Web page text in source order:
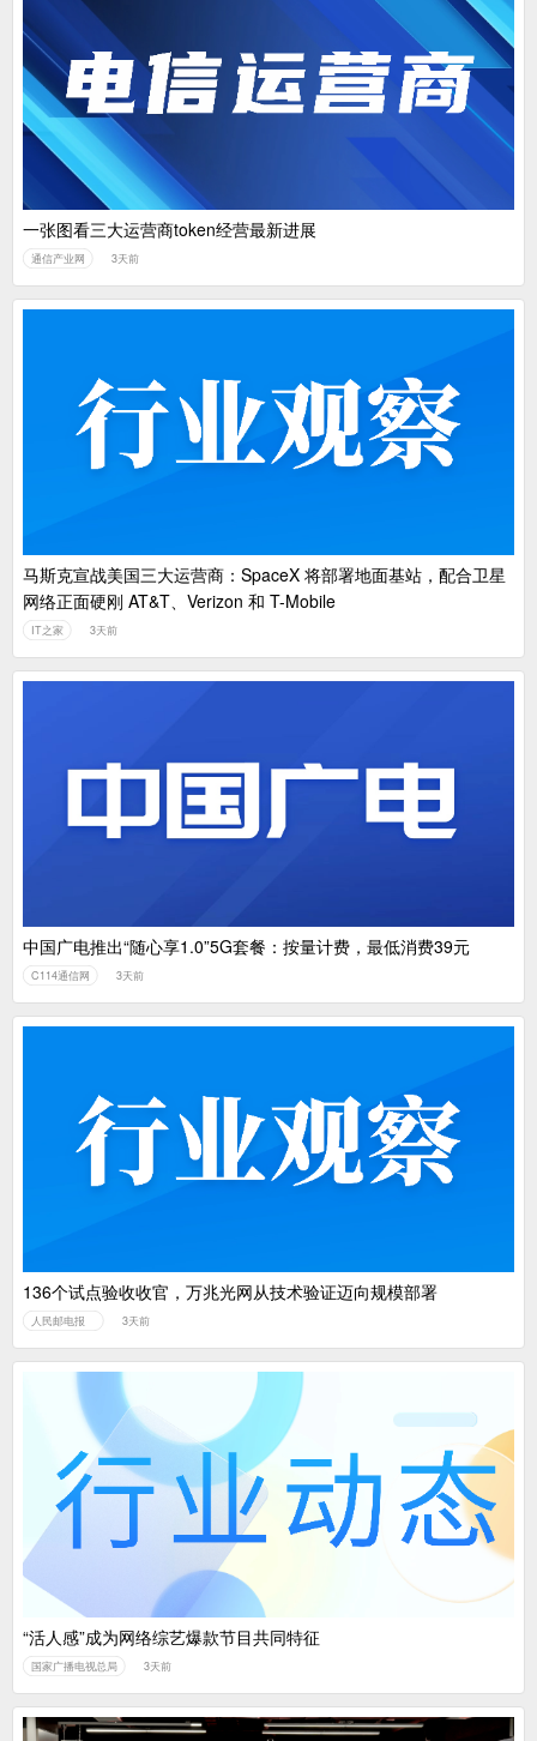
一张图看三大运营商token经营最新进展
通信产业网 3天前
马斯克宣战美国三大运营商：SpaceX 将部署地面基站，配合卫星
网络正面硬刚 AT&T、Verizon 和 T-Mobile
IT之家 3天前
中国广电推出“随心享1.0”5G套餐：按量计费，最低消费39元
C114通信网 3天前
136个试点验收收官，万兆光网从技术验证迈向规模部署
人民邮电报 3天前
“活人感”成为网络综艺爆款节目共同特征
国家广播电视总局 3天前